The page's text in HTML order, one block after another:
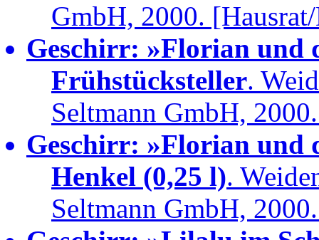
GmbH, 2000.
Geschirr: »Florian und
Frühstücksteller.
Seltmann GmbH,
Geschirr: »Florian und
Henkel (0,25 l).
Seltmann GmbH,